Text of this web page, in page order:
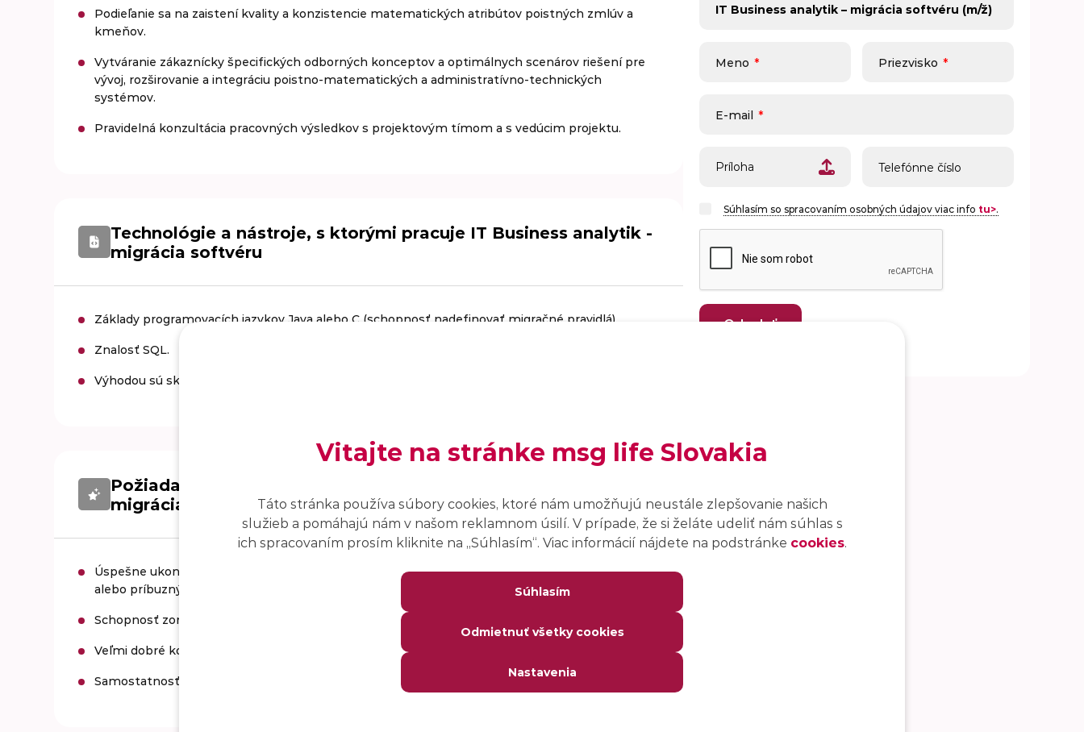
Podieľanie sa na zaistení kvality a konzistencie matematických atribútov poistných zmlúv a
kmeňov.
Vytváranie zákaznícky špecifických odborných konceptov a optimálnych scenárov riešení pre
vývoj, rozširovanie a integráciu poistno-matematických a administratívno-technických
systémov.
Pravidelná konzultácia pracovných výsledkov s projektovým tímom a s vedúcim projektu.
Technológie a nástroje, s ktorými pracuje IT Business analytik -
migrácia softvéru
Základy programovacích jazykov Java alebo C (schopnosť nadefinovať migračné pravidlá).
Znalosť SQL.
Výhodou sú skúsenosti s VBA a migráciou dát.
Požiadavky pre pracovnú pozíciu IT Business analytik -
migrácia softvéru
Úspešne ukončené VŠ vzdelanie I. , II. stupňa, v oblasti matematiky, aktuárstva, informatiky
alebo príbuzných odborov.
Schopnosť zorientovať sa v technickej oblasti a oblasti poistnej matematiky.
Veľmi dobré komunikačné schopnosti v nemeckom jazyku.
Samostatnosť, presnosť , zodpovednosť, flexibilita.
Meno * Priezvisko *
E-mail *
Príloha
Súhlasím so spracovaním osobných údajov viac info tu>.
Vitajte na stránke msg life Slovakia
Táto stránka používa súbory cookies, ktoré nám umožňujú neustále zlepšovanie našich
služieb a pomáhajú nám v našom reklamnom úsilí. V prípade, že si želáte udeliť nám súhlas s
ich spracovaním prosím kliknite na ,,Súhlasím“. Viac informácií nájdete na podstránke cookies.
Súhlasím
Odmietnuť všetky cookies
Nastavenia